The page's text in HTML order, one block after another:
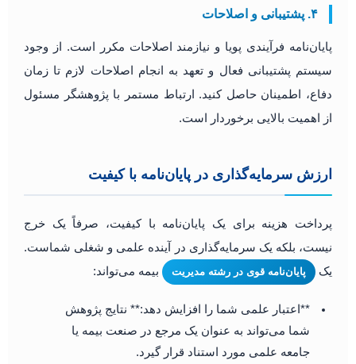
۴. پشتیبانی و اصلاحات
پایان‌نامه فرآیندی پویا و نیازمند اصلاحات مکرر است. از وجود
سیستم پشتیبانی فعال و تعهد به انجام اصلاحات لازم تا زمان
دفاع، اطمینان حاصل کنید. ارتباط مستمر با پژوهشگر مسئول
از اهمیت بالایی برخوردار است.
ارزش سرمایه‌گذاری در پایان‌نامه با کیفیت
پرداخت هزینه برای یک پایان‌نامه با کیفیت، صرفاً یک خرج
نیست، بلکه یک سرمایه‌گذاری در آینده علمی و شغلی شماست.
یک
پایان‌نامه قوی در رشته مدیریت بیمه می‌تواند:
**اعتبار علمی شما را افزایش دهد:** نتایج پژوهش
شما می‌تواند به عنوان یک مرجع در صنعت بیمه یا
جامعه علمی مورد استناد قرار گیرد.